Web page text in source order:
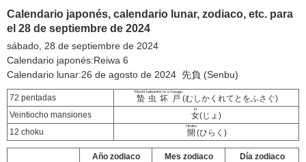
Calendario japonés, calendario lunar, zodiaco, etc. para
el 28 de septiembre de 2024
sábado, 28 de septiembre de 2024
Calendario japonés:Reiwa 6
Calendario lunar:26 de agosto de 2024 先負 (Senbu)
72 pentadas 蟄虫坏戸
Mushi kakurete to o fusagu
(むしかくれてとをふさぐ)
Veintiocho mansiones
女
jo
(じょ)
12 choku
開
Hiraku
(ひらく)
Año zodiaco Mes zodiaco Día zodiaco